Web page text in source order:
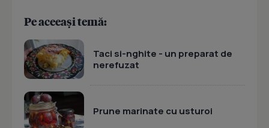
Pe aceeași temă:
Taci si-nghite - un preparat de
nerefuzat
Prune marinate cu usturoi